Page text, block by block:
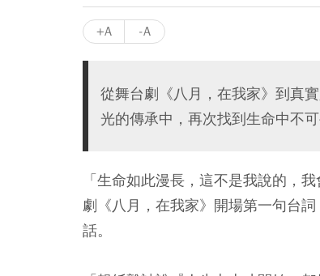
+A -A
從舞台劇《八月，在我家》到真
光的傳承中，再次找到生命中不可
「生命如此漫長，這不是我說的，
劇《八月，在我家》開場第一句台詞
話。